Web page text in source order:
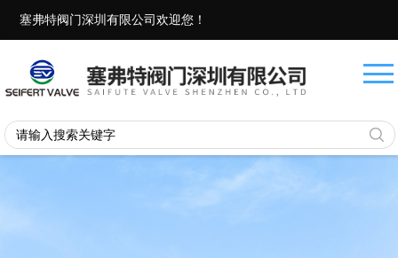
塞弗特阀门深圳有限公司欢迎您！